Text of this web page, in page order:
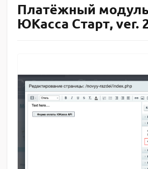
Платёжный
ЮКасса Старт, ver.